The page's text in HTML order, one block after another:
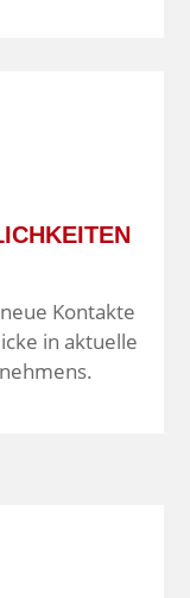
Kontakte
in aktuelle